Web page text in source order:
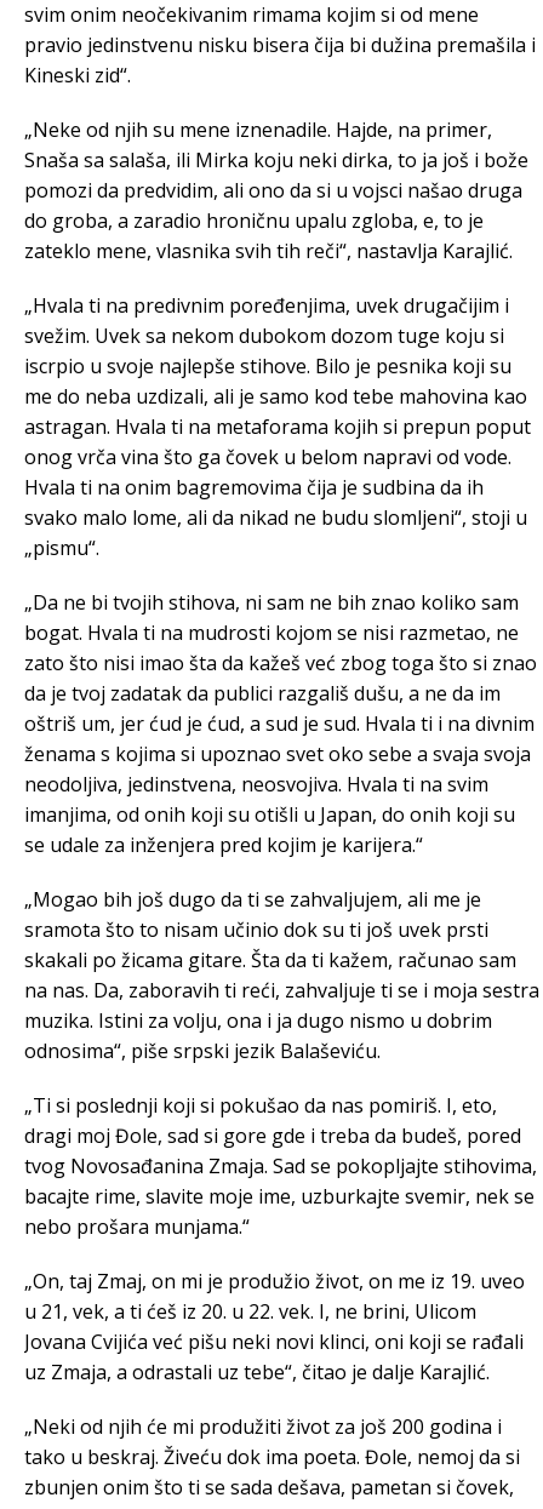
svim onim neočekivanim rimama kojim si od mene
pravio jedinstvenu nisku bisera čija bi dužina premašila i
Kineski zid“.
„Neke od njih su mene iznenadile. Hajde, na primer,
Snaša sa salaša, ili Mirka koju neki dirka, to ja još i bože
pomozi da predvidim, ali ono da si u vojsci našao druga
do groba, a zaradio hroničnu upalu zgloba, e, to je
zateklo mene, vlasnika svih tih reči“, nastavlja Karajlić.
„Hvala ti na predivnim poređenjima, uvek drugačijim i
svežim. Uvek sa nekom dubokom dozom tuge koju si
iscrpio u svoje najlepše stihove. Bilo je pesnika koji su
me do neba uzdizali, ali je samo kod tebe mahovina kao
astragan. Hvala ti na metaforama kojih si prepun poput
onog vrča vina što ga čovek u belom napravi od vode.
Hvala ti na onim bagremovima čija je sudbina da ih
svako malo lome, ali da nikad ne budu slomljeni“, stoji u
„pismu“.
„Da ne bi tvojih stihova, ni sam ne bih znao koliko sam
bogat. Hvala ti na mudrosti kojom se nisi razmetao, ne
zato što nisi imao šta da kažeš već zbog toga što si znao
da je tvoj zadatak da publici razgališ dušu, a ne da im
oštriš um, jer ćud je ćud, a sud je sud. Hvala ti i na divnim
ženama s kojima si upoznao svet oko sebe a svaja svoja
neodoljiva, jedinstvena, neosvojiva. Hvala ti na svim
imanjima, od onih koji su otišli u Japan, do onih koji su
se udale za inženjera pred kojim je karijera.“
„Mogao bih još dugo da ti se zahvaljujem, ali me je
sramota što to nisam učinio dok su ti još uvek prsti
skakali po žicama gitare. Šta da ti kažem, računao sam
na nas. Da, zaboravih ti reći, zahvaljuje ti se i moja sestra
muzika. Istini za volju, ona i ja dugo nismo u dobrim
odnosima“, piše srpski jezik Balaševiću.
„Ti si poslednji koji si pokušao da nas pomiriš. I, eto,
dragi moj Đole, sad si gore gde i treba da budeš, pored
tvog Novosađanina Zmaja. Sad se pokopljajte stihovima,
bacajte rime, slavite moje ime, uzburkajte svemir, nek se
nebo prošara munjama.“
„On, taj Zmaj, on mi je produžio život, on me iz 19. uveo
u 21, vek, a ti ćeš iz 20. u 22. vek. I, ne brini, Ulicom
Jovana Cvijića već pišu neki novi klinci, oni koji se rađali
uz Zmaja, a odrastali uz tebe“, čitao je dalje Karajlić.
„Neki od njih će mi produžiti život za još 200 godina i
tako u beskraj. Živeću dok ima poeta. Đole, nemoj da si
zbunjen onim što ti se sada dešava, pametan si čovek,